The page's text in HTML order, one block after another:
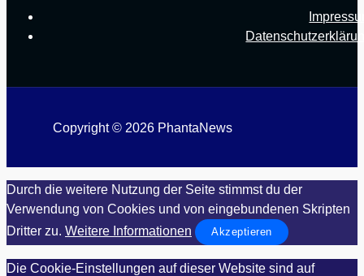
Copyright © 2026 PhantaNews
Durch die weitere Nutzung der Seite stimmst du der
Verwendung von Cookies und von eingebundenen Skripten
Dritter zu. Weitere Informationen Akzeptieren
Die Cookie-Einstellungen auf dieser Website sind auf